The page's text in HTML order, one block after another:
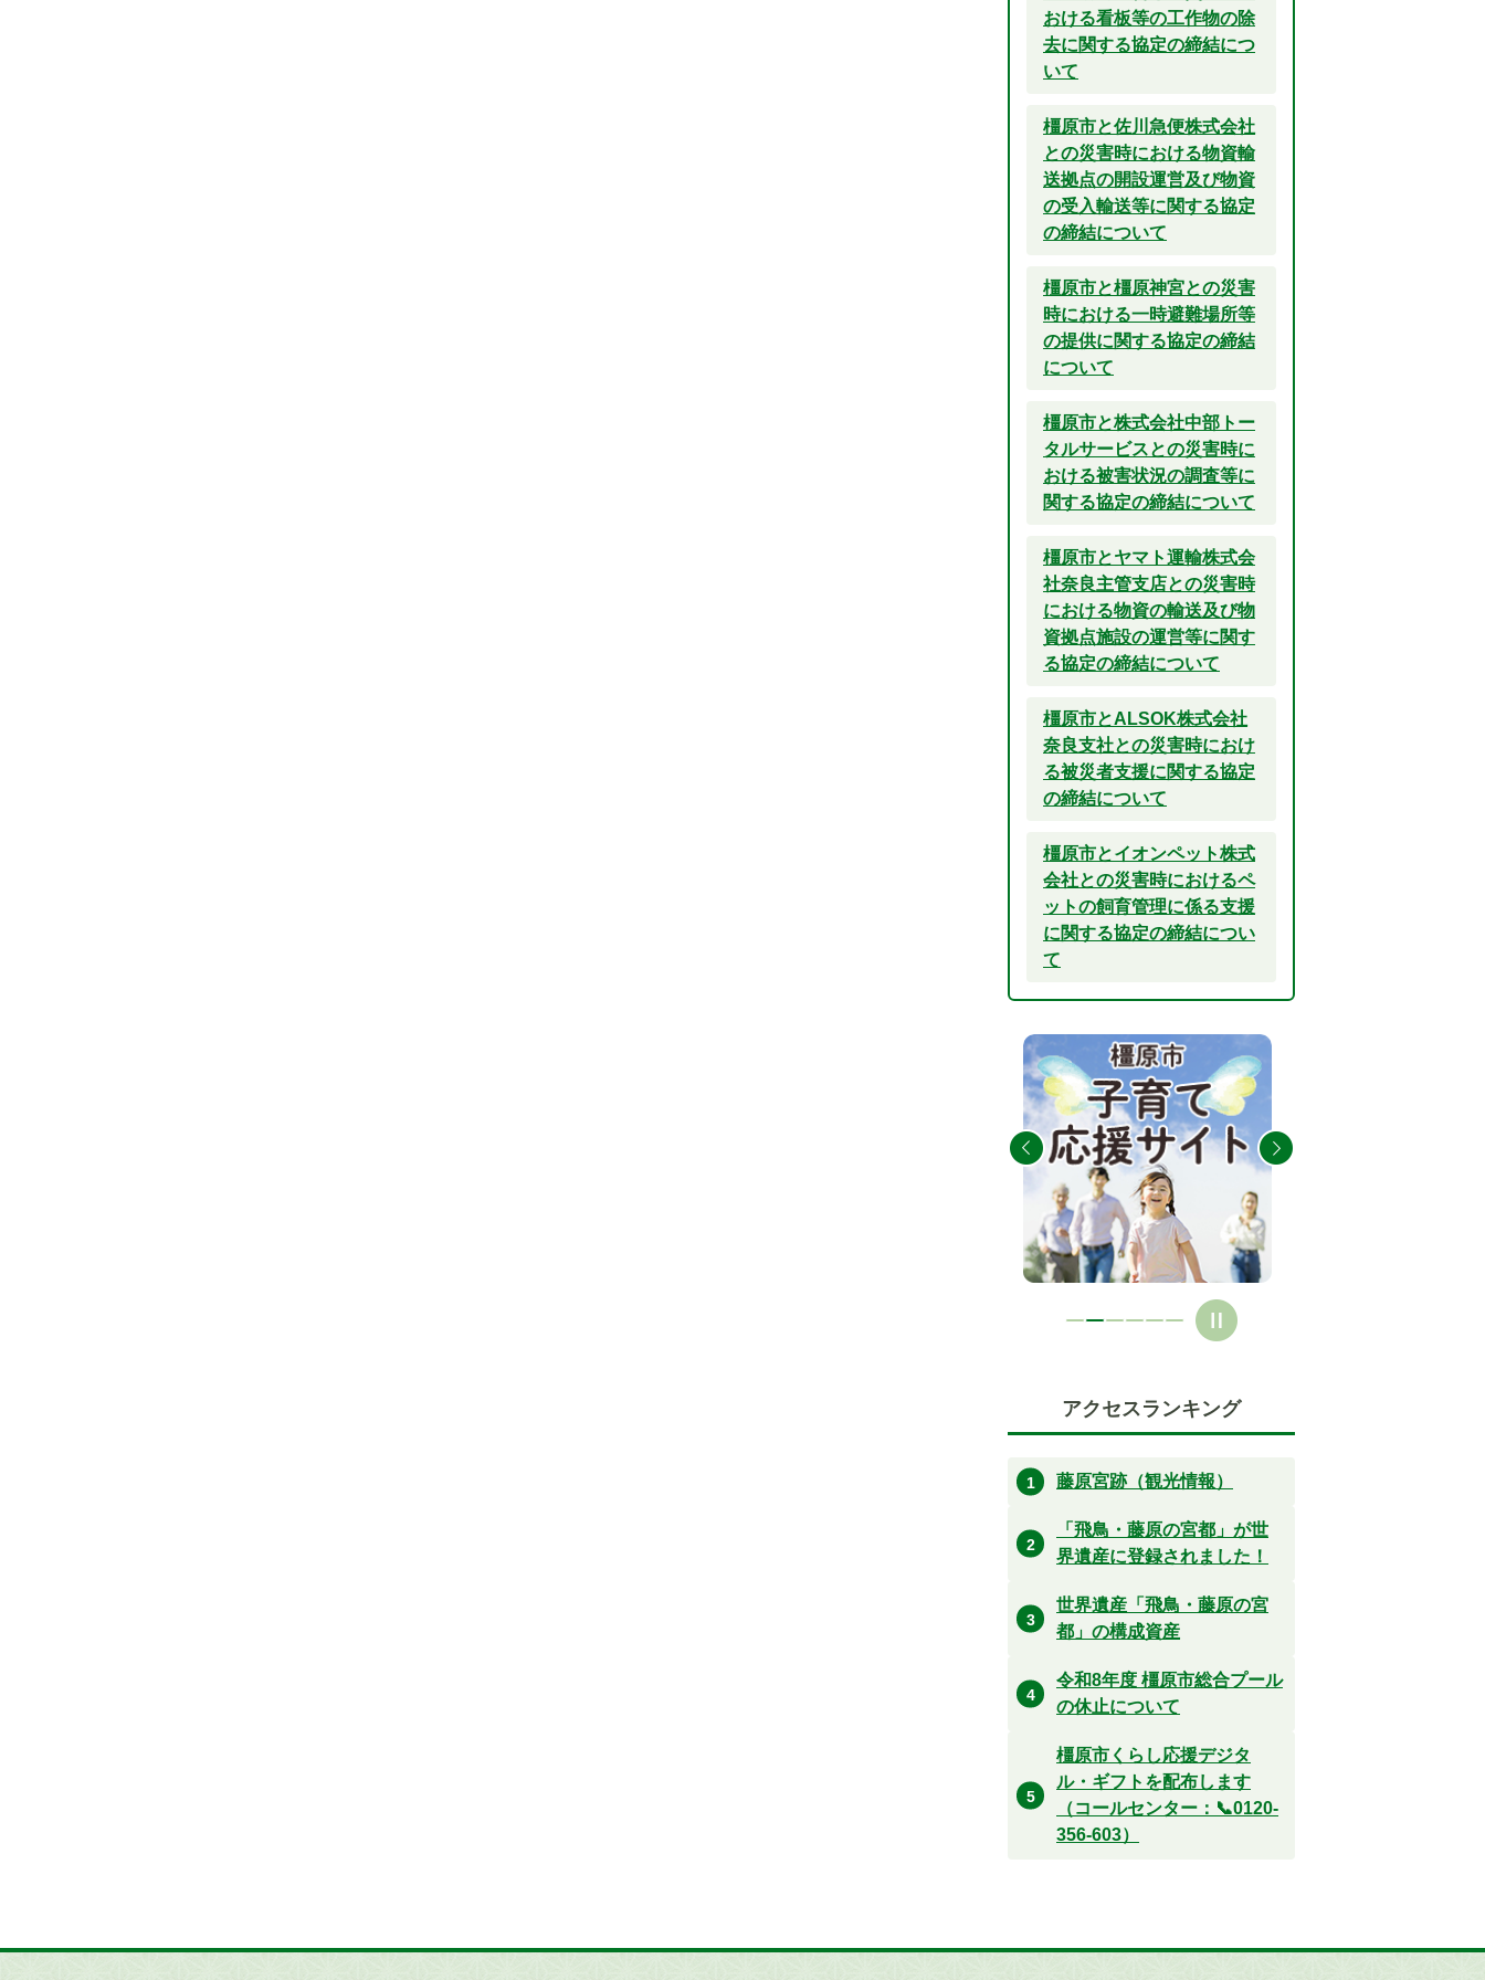
おける看板等の工作物の除
去に関する協定の締結につ
いて
橿原市と佐川急便株式会社
との災害時における物資輸
送拠点の開設運営及び物資
の受入輸送等に関する協定
の締結について
橿原市と橿原神宮との災害
時における一時避難場所等
の提供に関する協定の締結
について
橿原市と株式会社中部トー
タルサービスとの災害時に
おける被害状況の調査等に
関する協定の締結について
橿原市とヤマト運輸株式会
社奈良主管支店との災害時
における物資の輸送及び物
資拠点施設の運営等に関す
る協定の締結について
橿原市とALSOK株式会社
奈良支社との災害時におけ
る被災者支援に関する協定
の締結について
橿原市とイオンペット株式
会社との災害時におけるペ
ットの飼育管理に係る支援
に関する協定の締結につい
て
2
枚
目
の
ス
ド
アクセスランキング
藤原宮跡（観光情報）
「飛鳥・藤原の宮都」が世
界遺産に登録されました！
世界遺産「飛鳥・藤原の宮
都」の構成資産
令和8年度 橿原市総合プール
の休止について
橿原市くらし応援デジタ
ル・ギフトを配布します
（コールセンター：📞0120-
356-603）